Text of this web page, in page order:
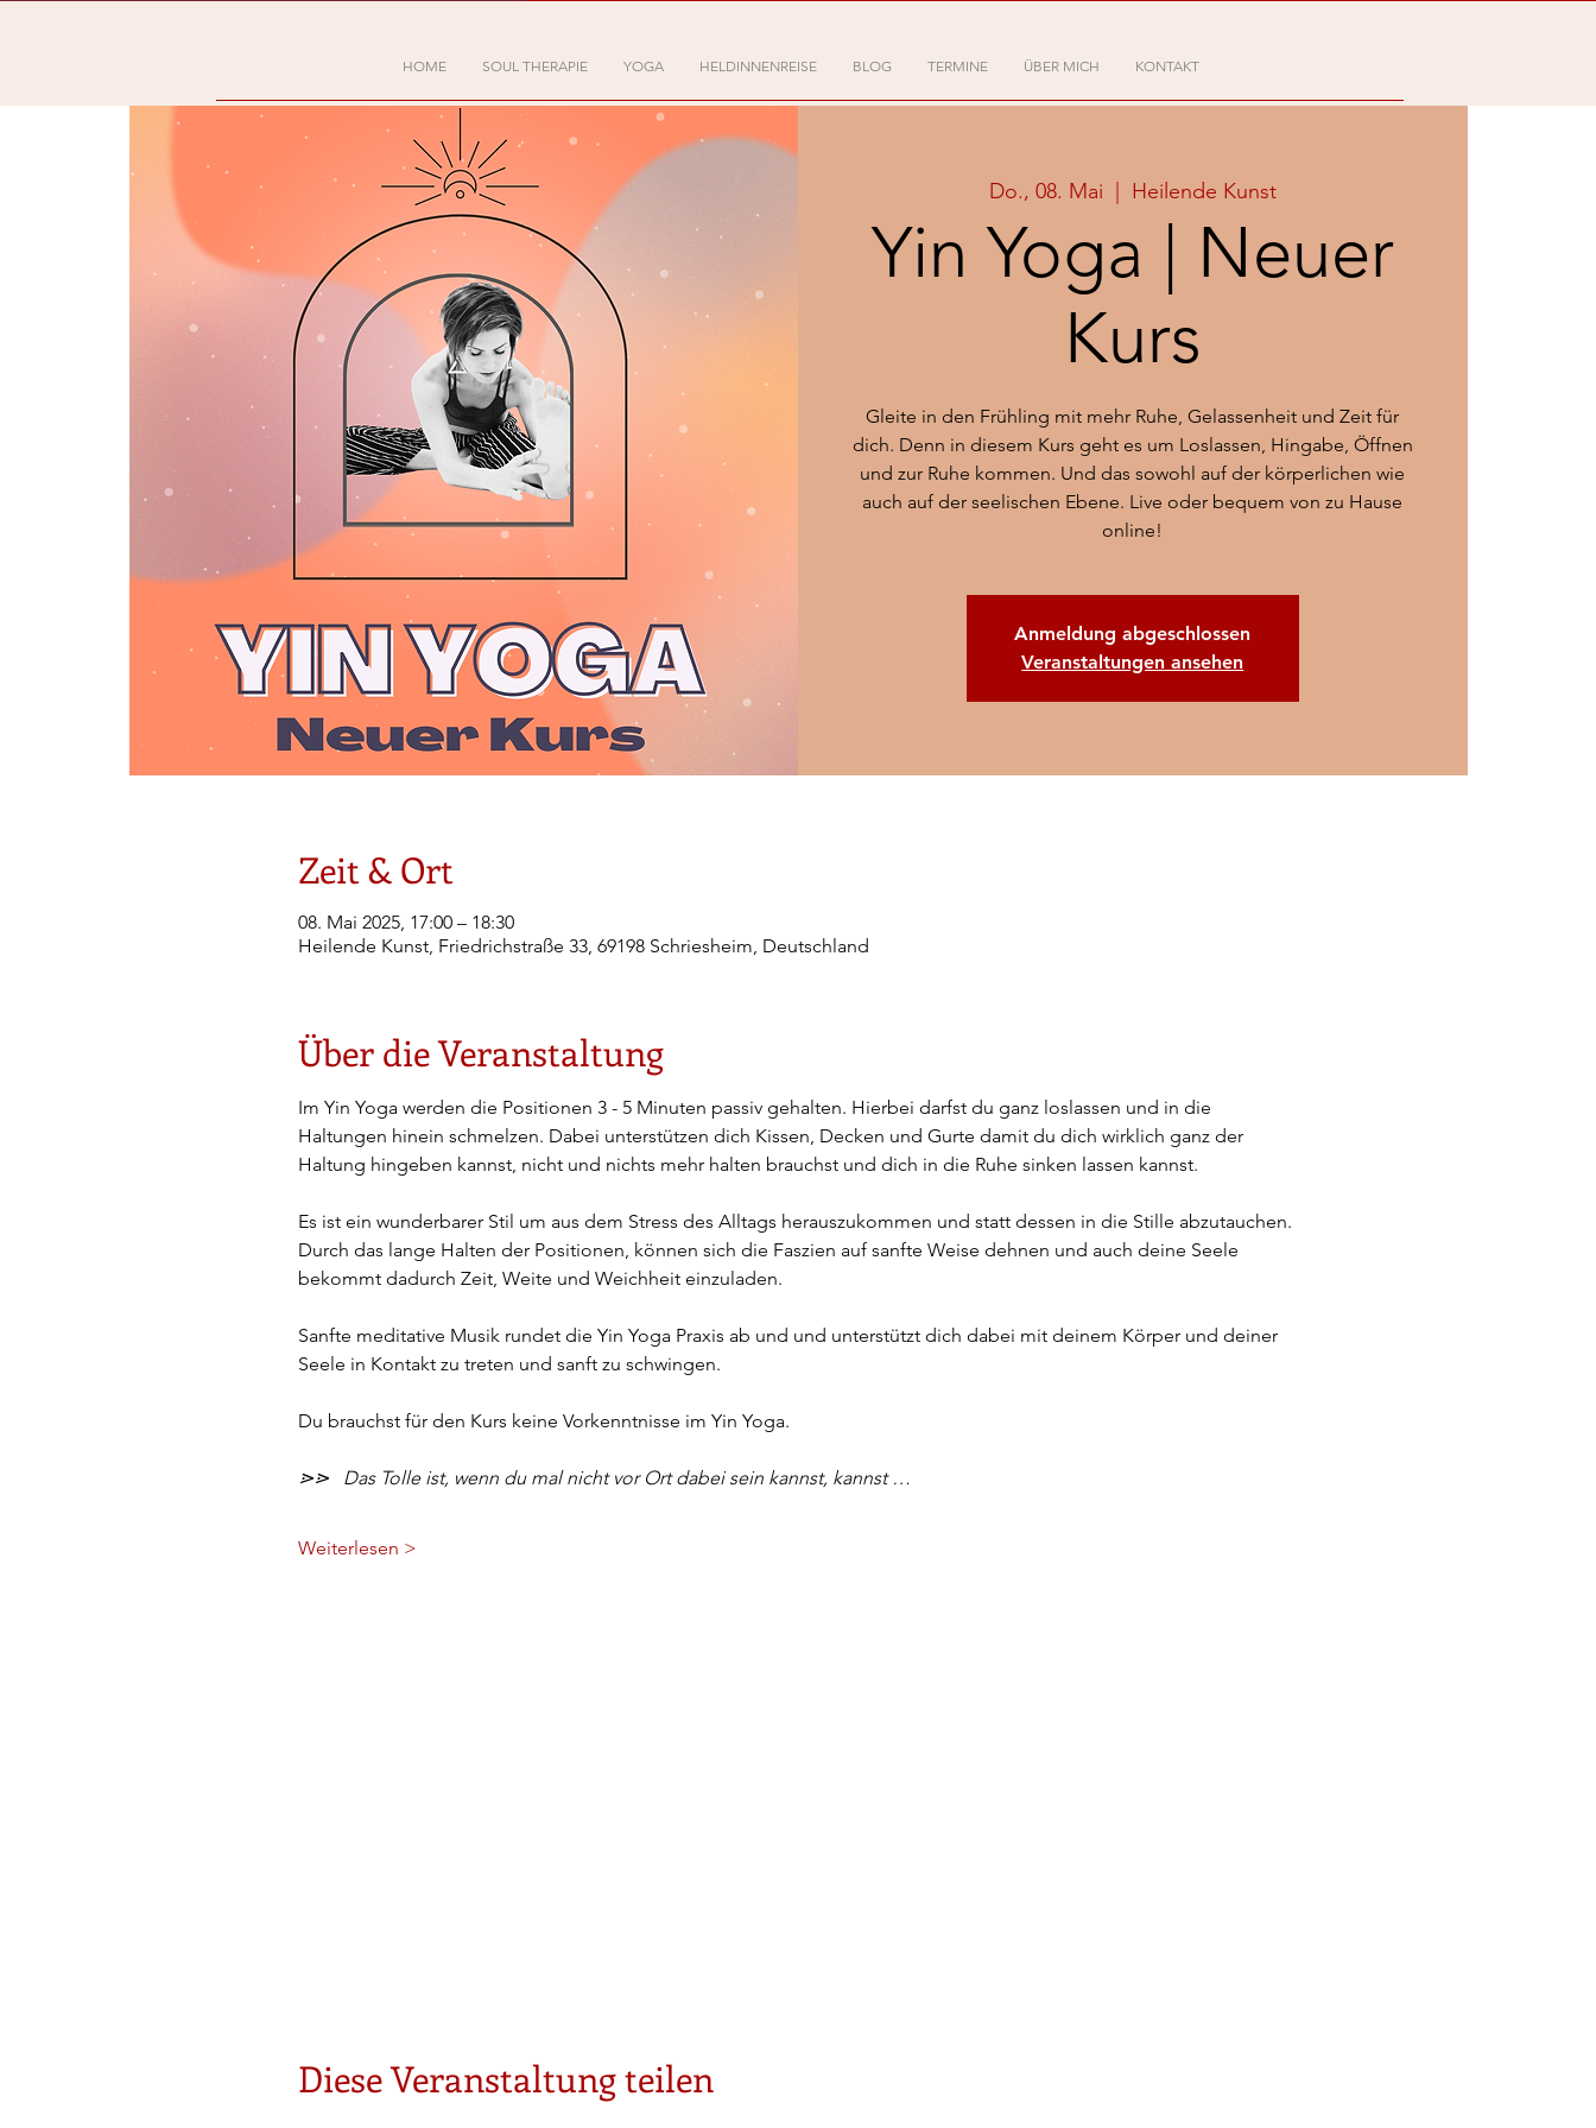
HOME SOUL THERAPIE YOGA HELDINNENREISE BLOG TERMINE ÜBER MICH KONTAKT
Do., 08. Mai Heilende Kunst
Yin Yoga | Neuer
Kurs
Gleite in den Frühling mit mehr Ruhe, Gelassenheit und Zeit für
dich. Denn in diesem Kurs geht es um Loslassen, Hingabe, Öffnen
und zur Ruhe kommen. Und das sowohl auf der körperlichen wie
auch auf der seelischen Ebene. Live oder bequem von zu Hause
online!
Anmeldung abgeschlossen
Veranstaltungen ansehen
Zeit & Ort
08. Mai 2025, 17:00 – 18:30
Heilende Kunst, Friedrichstraße 33, 69198 Schriesheim, Deutschland
Über die Veranstaltung
Im Yin Yoga werden die Positionen 3 - 5 Minuten passiv gehalten. Hierbei darfst du ganz loslassen und in die
Haltungen hinein schmelzen. Dabei unterstützen dich Kissen, Decken und Gurte damit du dich wirklich ganz der
Haltung hingeben kannst, nicht und nichts mehr halten brauchst und dich in die Ruhe sinken lassen kannst.
Es ist ein wunderbarer Stil um aus dem Stress des Alltags herauszukommen und statt dessen in die Stille abzutauchen.
Durch das lange Halten der Positionen, können sich die Faszien auf sanfte Weise dehnen und auch deine Seele
bekommt dadurch Zeit, Weite und Weichheit einzuladen.
Sanfte meditative Musik rundet die Yin Yoga Praxis ab und und unterstützt dich dabei mit deinem Körper und deiner
Seele in Kontakt zu treten und sanft zu schwingen.
Du brauchst für den Kurs keine Vorkenntnisse im Yin Yoga.
⋗⋗   Das Tolle ist, wenn du mal nicht vor Ort dabei sein kannst, kannst …
Weiterlesen >
Diese Veranstaltung teilen